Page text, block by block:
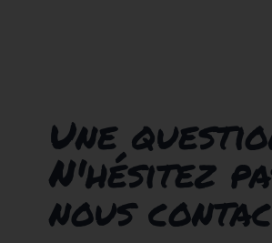
Une
N'hésitez
nous